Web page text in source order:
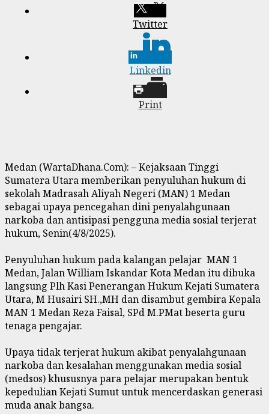
Twitter
Linkedin
Print
‎Medan (WartaDhana.Com): – Kejaksaan Tinggi
Sumatera Utara memberikan penyuluhan hukum di
sekolah Madrasah Aliyah Negeri (MAN) 1 Medan
sebagai upaya pencegahan dini penyalahgunaan
narkoba dan antisipasi pengguna media sosial terjerat
hukum, Senin(4/8/2025).
‎Penyuluhan hukum pada kalangan pelajar MAN 1
Medan, Jalan William Iskandar Kota Medan itu dibuka
langsung Plh Kasi Penerangan Hukum Kejati Sumatera
Utara, M Husairi SH.,MH dan disambut gembira Kepala
MAN 1 Medan Reza Faisal, SPd M.PMat beserta guru
tenaga pengajar.
‎Upaya tidak terjerat hukum akibat penyalahgunaan
narkoba dan kesalahan menggunakan media sosial
(medsos) khususnya para pelajar merupakan bentuk
kepedulian Kejati Sumut untuk mencerdaskan generasi
muda anak bangsa.